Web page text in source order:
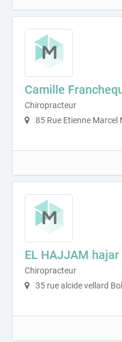
Camille
Chiropracteur
85 Rue Etienne
EL HAJJAM hajar
Chiropracteur
35 rue alcide vellard